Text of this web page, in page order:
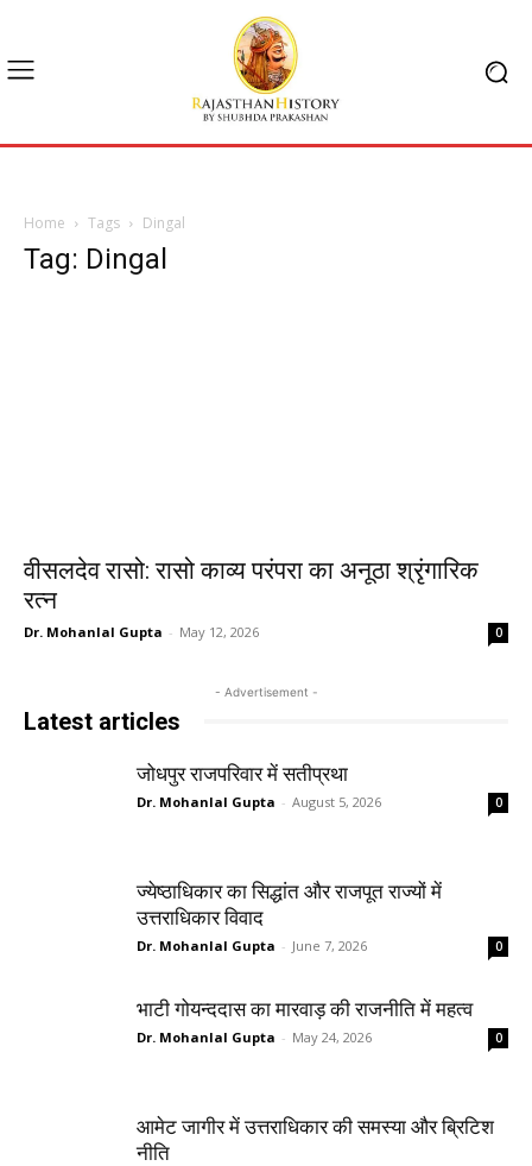
Home Tags Dingal
Tag: Dingal
वीसलदेव रासो: रासो काव्य परंपरा का अनूठा श्रृंगारिक
रत्न
Dr. Mohanlal Gupta - May 12, 2026 0
- Advertisement -
Latest articles
जोधपुर राजपरिवार में सतीप्रथा
Dr. Mohanlal Gupta - August 5, 2026 0
ज्येष्ठाधिकार का सिद्धांत और राजपूत राज्यों में
उत्तराधिकार विवाद
Dr. Mohanlal Gupta - June 7, 2026 0
भाटी गोयन्ददास का मारवाड़ की राजनीति में महत्व
Dr. Mohanlal Gupta - May 24, 2026 0
आमेट जागीर में उत्तराधिकार की समस्या और ब्रिटिश
नीति